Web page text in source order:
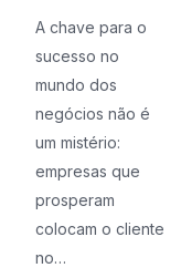
A chave para o
sucesso no
mundo dos
negócios não é
um mistério:
empresas que
prosperam
colocam o cliente
no…